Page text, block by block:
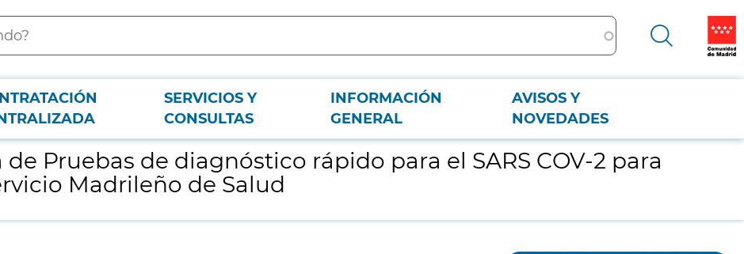
SERVICIOS Y
CONSULTAS
INFORMACIÓN
GENERAL
AVISOS Y
NOVEDADES
para el SARS COV-2 para Centros Sanitarios del Servicio Madrileño de Salud
Pruebas de diagnóstico rápido para el SARS COV-2 para
Madrileño de Salud